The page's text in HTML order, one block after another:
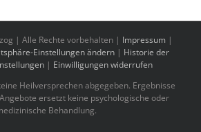
| Alle Rechte vorbehalten | Impressum |
Einstellungen ändern| Historie der
| Einwilligungen widerrufen
Heilversprechen abgegeben. Ergebnisse
ersetzt keine psychologische oder
Behandlung.